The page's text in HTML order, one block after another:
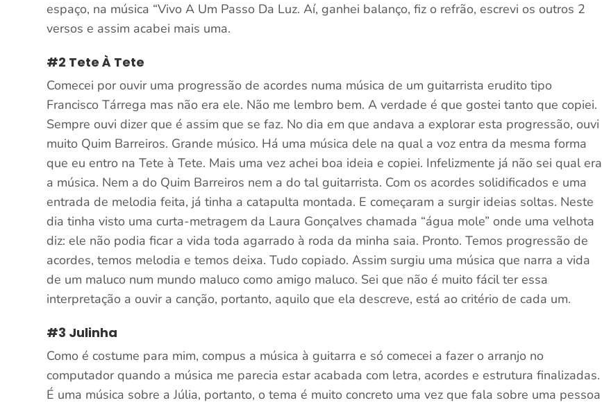
espaço, na música “Vivo A Um Passo Da Luz. Aí, ganhei balanço, fiz o refrão, escrevi os outros 2
versos e assim acabei mais uma.
#2 Tete À Tete
Comecei por ouvir uma progressão de acordes numa música de um guitarrista erudito tipo
Francisco Tárrega mas não era ele. Não me lembro bem. A verdade é que gostei tanto que copiei.
Sempre ouvi dizer que é assim que se faz. No dia em que andava a explorar esta progressão, ouvi
muito Quim Barreiros. Grande músico. Há uma música dele na qual a voz entra da mesma forma
que eu entro na Tete à Tete. Mais uma vez achei boa ideia e copiei. Infelizmente já não sei qual era
a música. Nem a do Quim Barreiros nem a do tal guitarrista. Com os acordes solidificados e uma
entrada de melodia feita, já tinha a catapulta montada. E começaram a surgir ideias soltas. Neste
dia tinha visto uma curta-metragem da Laura Gonçalves chamada “água mole” onde uma velhota
diz: ele não podia ficar a vida toda agarrado à roda da minha saia. Pronto. Temos progressão de
acordes, temos melodia e temos deixa. Tudo copiado. Assim surgiu uma música que narra a vida
de um maluco num mundo maluco como amigo maluco. Sei que não é muito fácil ter essa
interpretação a ouvir a canção, portanto, aquilo que ela descreve, está ao critério de cada um.
#3 Julinha
Como é costume para mim, compus a música à guitarra e só comecei a fazer o arranjo no
computador quando a música me parecia estar acabada com letra, acordes e estrutura finalizadas.
É uma música sobre a Júlia, portanto, o tema é muito concreto uma vez que fala sobre uma pessoa